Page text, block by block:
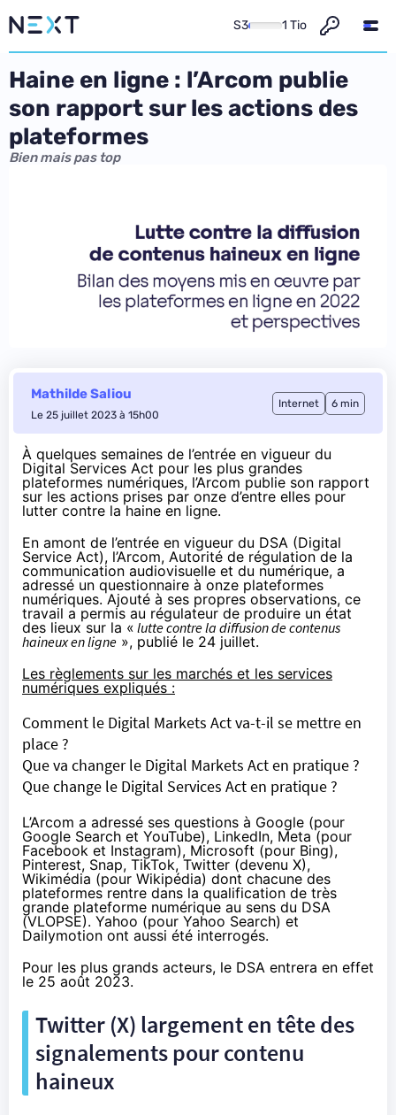
S3 1 Tio
Haine en ligne : l’Arcom publie
son rapport sur les actions des
plateformes
Bien mais pas top
Mathilde Saliou
Le 25 juillet 2023 à 15h00
Internet 6 min
À quelques semaines de l’entrée en vigueur du
Digital Services Act pour les plus grandes
plateformes numériques, l’Arcom publie son rapport
sur les actions prises par onze d’entre elles pour
lutter contre la haine en ligne.
En amont de l’entrée en vigueur du DSA (Digital
Service Act), l’Arcom, Autorité de régulation de la
communication audiovisuelle et du numérique, a
adressé un questionnaire à onze plateformes
numériques. Ajouté à ses propres observations, ce
travail a permis au régulateur de produire un état
des lieux sur la « lutte contre la diffusion de contenus
haineux en ligne », publié le 24 juillet.
Les règlements sur les marchés et les services
numériques expliqués :
Comment le Digital Markets Act va-t-il se mettre en
place ?
Que va changer le Digital Markets Act en pratique ?
Que change le Digital Services Act en pratique ?
L’Arcom a adressé ses questions à Google (pour
Google Search et YouTube), LinkedIn, Meta (pour
Facebook et Instagram), Microsoft (pour Bing),
Pinterest, Snap, TikTok, Twitter (devenu X),
Wikimédia (pour Wikipédia) dont chacune des
plateformes rentre dans la qualification de très
grande plateforme numérique au sens du DSA
(VLOPSE). Yahoo (pour Yahoo Search) et
Dailymotion ont aussi été interrogés.
Pour les plus grands acteurs, le DSA entrera en effet
le 25 août 2023.
Twitter (X) largement en tête des
signalements pour contenu
haineux